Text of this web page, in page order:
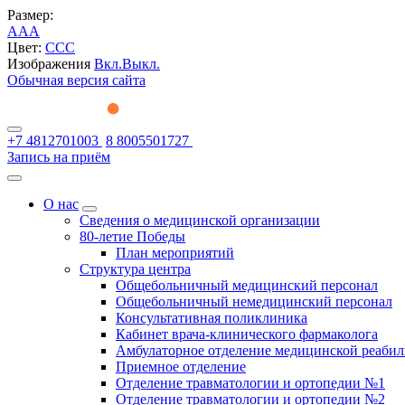
Размер:
AAA
Цвет: CCC
Изображения Вкл.Выкл.
Обычная версия сайта
+7 4812701003 8 8005501727
Запись на приём
О нас
Сведения о медицинской организации
80-летие Победы
План мероприятий
Структура центра
Общебольничный медицинский персонал
Общебольничный немедицинский персонал
Консультативная поликлиника
Кабинет врача-клинического фармаколога
Амбулаторное отделение медицинской
Приемное отделение
Отделение травматологии и ортопедии №1
Отделение травматологии и ортопедии №2